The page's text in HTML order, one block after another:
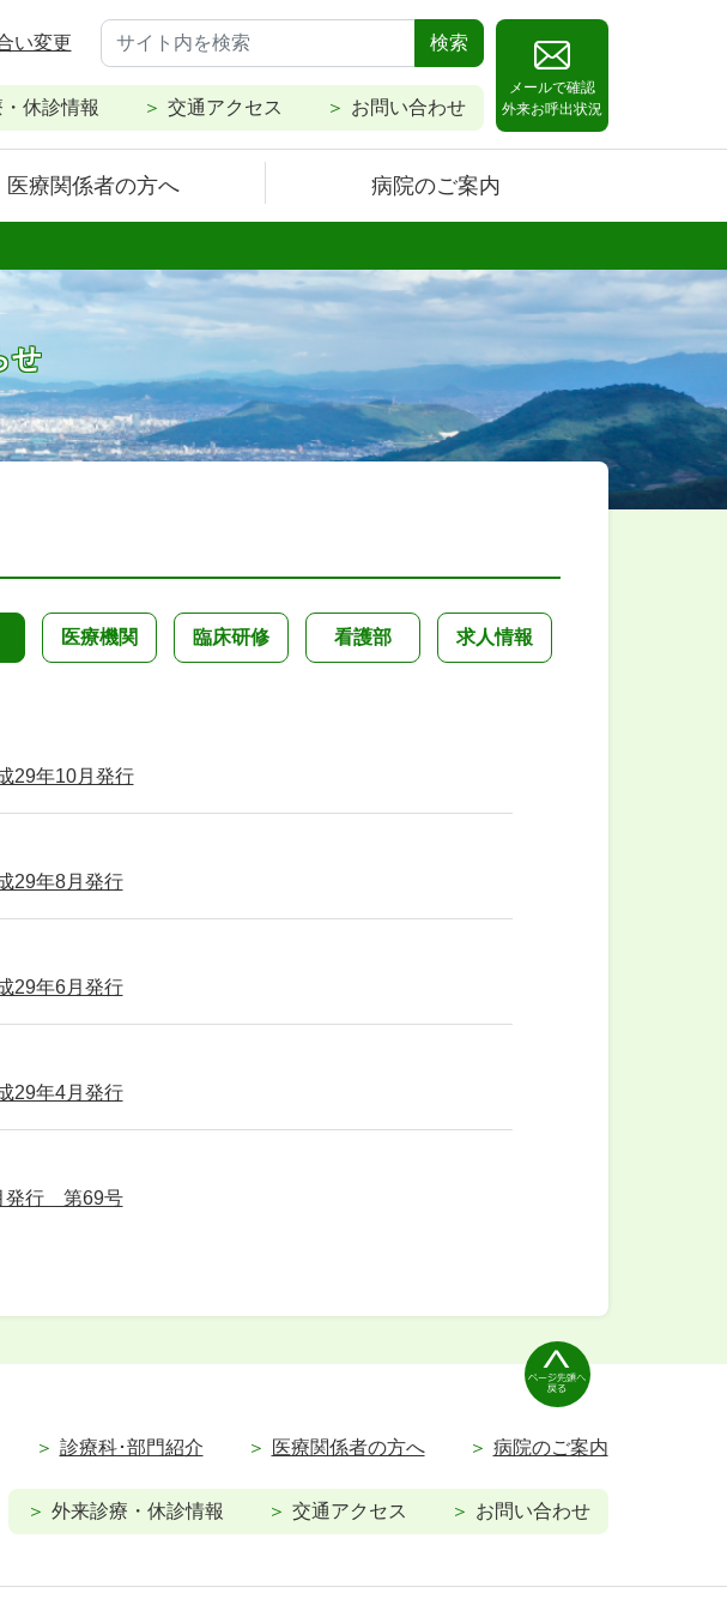
い変更 検索
休診情報 交通アクセス お問い合わせ
メールで確認
外来お呼出状況
医療関係者の方へ 病院のご案内
せ
医療機関 臨床研修 看護部 求人情報
29年10月発行
29年8月発行
29年6月発行
29年4月発行
発行 第69号
診療科･部門紹介 医療関係者の方へ 病院のご案内
外来診療・休診情報 交通アクセス お問い合わせ